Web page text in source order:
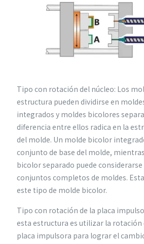
Tipo con rotación del núcleo: Los
estructura pueden dividirse en
integrados y moldes bicolores
diferencia entre ellos radica en la
del molde. Un molde bicolor
conjunto de base del molde,
bicolor separado puede
conjuntos completos de moldes.
este tipo de molde bicolor.
Tipo con rotación de la placa
esta estructura es utilizar la rotación
placa impulsora para lograr el